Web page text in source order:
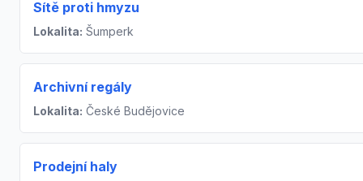
Sítě proti hmyzu
Lokalita: Šumperk
Archivní regály
Lokalita: České Budějovice
Prodejní haly